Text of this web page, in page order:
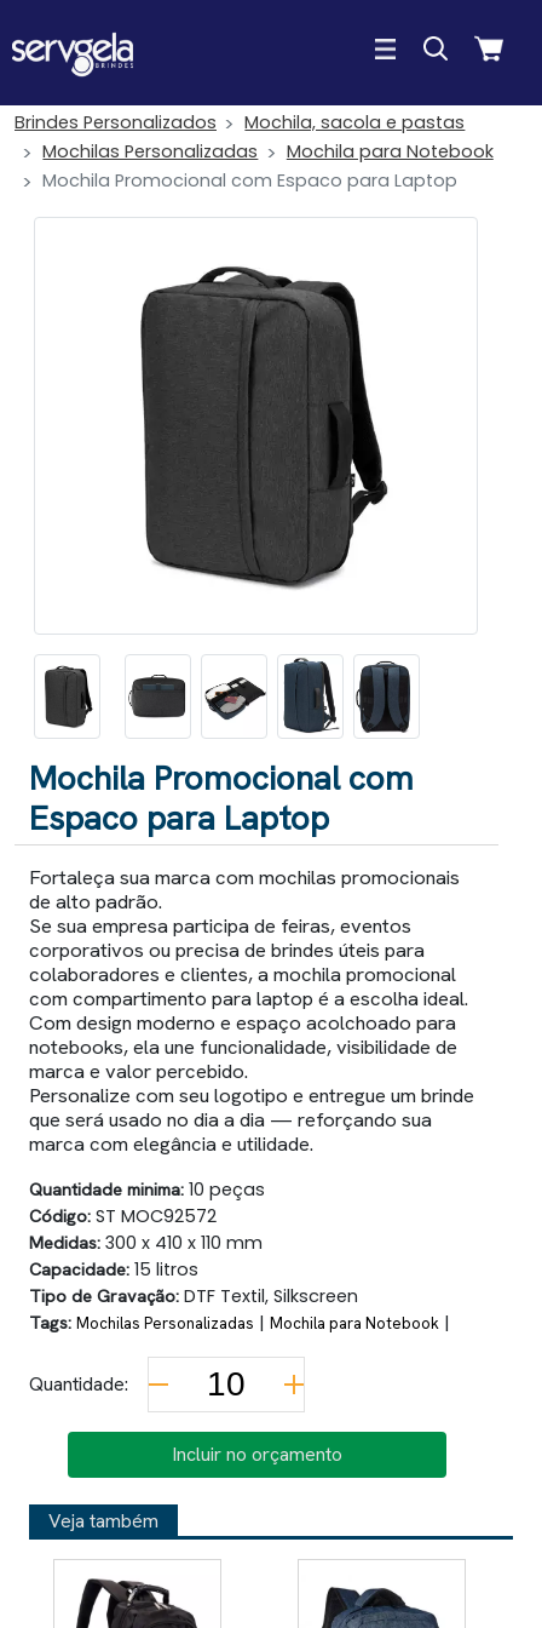
Brindes Personalizados
Mochila, sacola e pastas
Mochilas Personalizadas
Mochila para Notebook
Mochila Promocional com Espaco para Laptop
Mochila Promocional com
Espaco para Laptop
Fortaleça sua marca com mochilas promocionais
de alto padrão.
Se sua empresa participa de feiras, eventos
corporativos ou precisa de brindes úteis para
colaboradores e clientes, a mochila promocional
com compartimento para laptop é a escolha ideal.
Com design moderno e espaço acolchoado para
notebooks, ela une funcionalidade, visibilidade de
marca e valor percebido.
Personalize com seu logotipo e entregue um brinde
que será usado no dia a dia — reforçando sua
marca com elegância e utilidade.
Quantidade minima: 10 peças
Código: ST MOC92572
Medidas: 300 x 410 x 110 mm
Capacidade: 15 litros
Tipo de Gravação: DTF Textil, Silkscreen
Tags: Mochilas Personalizadas | Mochila para Notebook |
Quantidade:
Incluir no orçamento
Veja também